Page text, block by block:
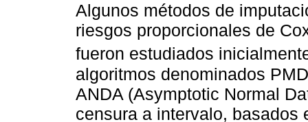
Algunos métodos de
riesgos proporcionales de
fueron estudiados
algoritmos denominados
ANDA (Asymptotic Normal
censura a intervalo, basados